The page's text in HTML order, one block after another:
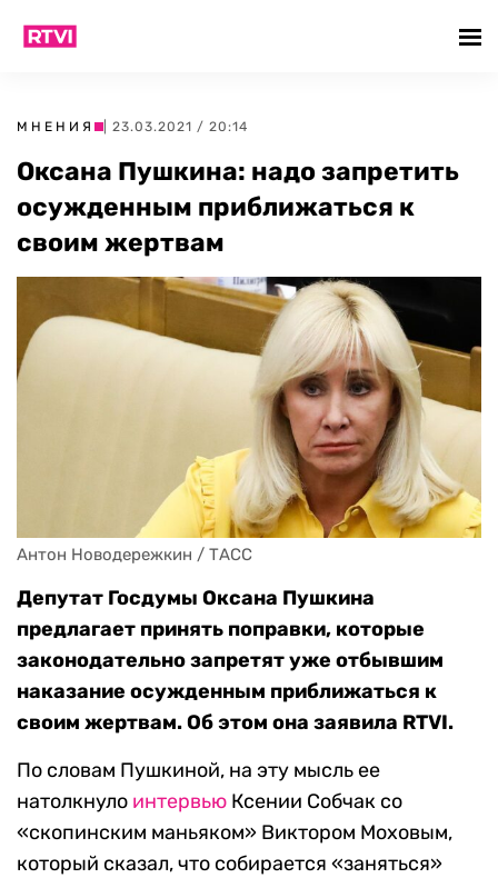
МНЕНИЯ | 23.03.2021 / 20:14
Оксана Пушкина: надо запретить
осужденным приближаться к
своим жертвам
Антон Новодережкин / ТАСС
Депутат Госдумы Оксана Пушкина
предлагает принять поправки, которые
законодательно запретят уже отбывшим
наказание осужденным приближаться к
своим жертвам. Об этом она заявила RTVI.
По словам Пушкиной, на эту мысль ее
натолкнуло интервью Ксении Собчак со
«скопинским маньяком» Виктором Моховым,
который сказал, что собирается «заняться»